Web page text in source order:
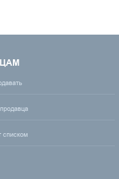
списком